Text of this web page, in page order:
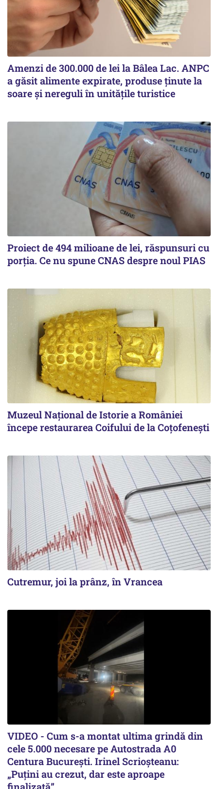
Amenzi de 300.000 de lei la Bâlea Lac. ANPC
a găsit alimente expirate, produse ținute la
soare și nereguli în unitățile turistice
Proiect de 494 milioane de lei, răspunsuri cu
porția. Ce nu spune CNAS despre noul PIAS
Muzeul Național de Istorie a României
începe restaurarea Coifului de la Coțofenești
Cutremur, joi la prânz, în Vrancea
VIDEO - Cum s-a montat ultima grindă din
cele 5.000 necesare pe Autostrada A0
Centura București. Irinel Scrioșteanu:
„Puțini au crezut, dar este aproape